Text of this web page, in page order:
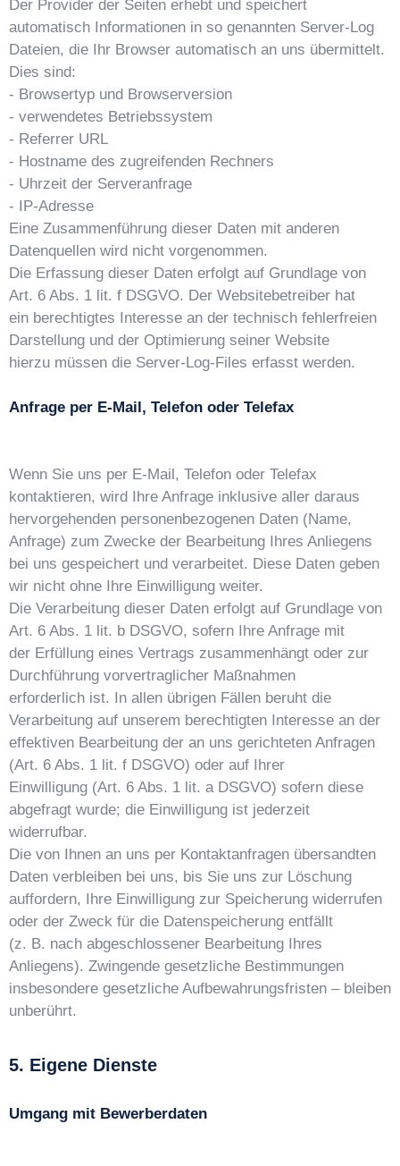
Der Provider der Seiten erhebt und speichert
automatisch Informationen in so genannten Server-Log
Dateien, die Ihr Browser automatisch an uns übermittelt.
Dies sind:
- Browsertyp und Browserversion
- verwendetes Betriebssystem
- Referrer URL
- Hostname des zugreifenden Rechners
- Uhrzeit der Serveranfrage
- IP-Adresse
Eine Zusammenführung dieser Daten mit anderen
Datenquellen wird nicht vorgenommen.
Die Erfassung dieser Daten erfolgt auf Grundlage von
Art. 6 Abs. 1 lit. f DSGVO. Der Websitebetreiber hat
ein berechtigtes Interesse an der technisch fehlerfreien
Darstellung und der Optimierung seiner Website
hierzu müssen die Server-Log-Files erfasst werden.
Anfrage per E-Mail, Telefon oder Telefax
Wenn Sie uns per E-Mail, Telefon oder Telefax
kontaktieren, wird Ihre Anfrage inklusive aller daraus
hervorgehenden personenbezogenen Daten (Name,
Anfrage) zum Zwecke der Bearbeitung Ihres Anliegens
bei uns gespeichert und verarbeitet. Diese Daten geben
wir nicht ohne Ihre Einwilligung weiter.
Die Verarbeitung dieser Daten erfolgt auf Grundlage von
Art. 6 Abs. 1 lit. b DSGVO, sofern Ihre Anfrage mit
der Erfüllung eines Vertrags zusammenhängt oder zur
Durchführung vorvertraglicher Maßnahmen
erforderlich ist. In allen übrigen Fällen beruht die
Verarbeitung auf unserem berechtigten Interesse an der
effektiven Bearbeitung der an uns gerichteten Anfragen
(Art. 6 Abs. 1 lit. f DSGVO) oder auf Ihrer
Einwilligung (Art. 6 Abs. 1 lit. a DSGVO) sofern diese
abgefragt wurde; die Einwilligung ist jederzeit
widerrufbar.
Die von Ihnen an uns per Kontaktanfragen übersandten
Daten verbleiben bei uns, bis Sie uns zur Löschung
auffordern, Ihre Einwilligung zur Speicherung widerrufen
oder der Zweck für die Datenspeicherung entfällt
(z. B. nach abgeschlossener Bearbeitung Ihres
Anliegens). Zwingende gesetzliche Bestimmungen
insbesondere gesetzliche Aufbewahrungsfristen – bleiben
unberührt.
5. Eigene Dienste
Umgang mit Bewerberdaten